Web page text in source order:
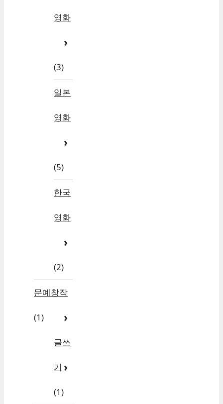
영화
(3)
일본
영화
(5)
한국
영화
(2)
문예창작
(1)
글쓰
기
(1)